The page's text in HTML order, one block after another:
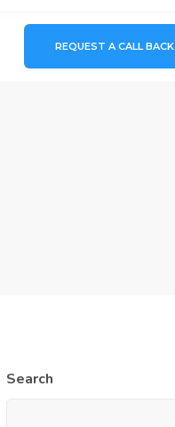
REQUEST A CALL BACK
Search